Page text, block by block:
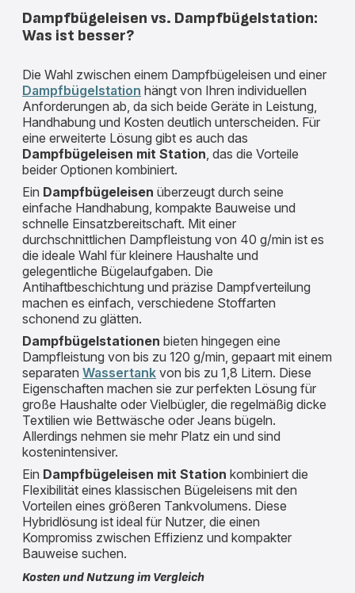
Dampfbügeleisen vs. Dampfbügelstation:
Was ist besser?
Die Wahl zwischen einem Dampfbügeleisen und einer
Dampfbügelstation hängt von Ihren individuellen
Anforderungen ab, da sich beide Geräte in Leistung,
Handhabung und Kosten deutlich unterscheiden. Für
eine erweiterte Lösung gibt es auch das
Dampfbügeleisen mit Station, das die Vorteile
beider Optionen kombiniert.
Ein Dampfbügeleisen überzeugt durch seine
einfache Handhabung, kompakte Bauweise und
schnelle Einsatzbereitschaft. Mit einer
durchschnittlichen Dampfleistung von 40 g/min ist es
die ideale Wahl für kleinere Haushalte und
gelegentliche Bügelaufgaben. Die
Antihaftbeschichtung und präzise Dampfverteilung
machen es einfach, verschiedene Stoffarten
schonend zu glätten.
Dampfbügelstationen bieten hingegen eine
Dampfleistung von bis zu 120 g/min, gepaart mit einem
separaten Wassertank von bis zu 1,8 Litern. Diese
Eigenschaften machen sie zur perfekten Lösung für
große Haushalte oder Vielbügler, die regelmäßig dicke
Textilien wie Bettwäsche oder Jeans bügeln.
Allerdings nehmen sie mehr Platz ein und sind
kostenintensiver.
Ein Dampfbügeleisen mit Station kombiniert die
Flexibilität eines klassischen Bügeleisens mit den
Vorteilen eines größeren Tankvolumens. Diese
Hybridlösung ist ideal für Nutzer, die einen
Kompromiss zwischen Effizienz und kompakter
Bauweise suchen.
Kosten und Nutzung im Vergleich